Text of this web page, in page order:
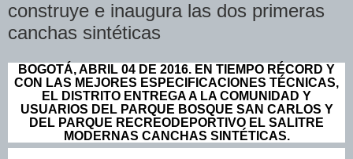
construye e inaugura las dos primeras
canchas sintéticas
BOGOTÁ, ABRIL 04 DE 2016. EN TIEMPO RÉCORD Y
CON LAS MEJORES ESPECIFICACIONES TÉCNICAS,
EL DISTRITO ENTREGA A LA COMUNIDAD Y
USUARIOS DEL PARQUE BOSQUE SAN CARLOS Y
DEL PARQUE RECREODEPORTIVO EL SALITRE
MODERNAS CANCHAS SINTÉTICAS.